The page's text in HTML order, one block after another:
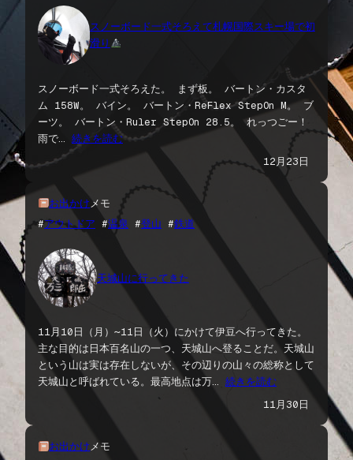
スノーボード一式そろえて札幌国際スキー場で初
滑り
スノーボード一式そろえた。 まず板。 バートン・カスタ
ム 158W。 バイン。 バートン・ReFlex StepOn M。 ブ
ーツ。 バートン・Ruler StepOn 28.5。 れっつごー！
雨で… 続きを読む
12月23日
お出かけ メモ
#アウトドア #温泉 #登山 #鉄道
天城山に行ってきた
11月10日（月）〜11日（火）にかけて伊豆へ行ってきた。
主な目的は日本百名山の一つ、天城山へ登ることだ。天城山
という山は実は存在しないが、その辺りの山々の総称として
天城山と呼ばれている。最高地点は万… 続きを読む
11月30日
お出かけ メモ